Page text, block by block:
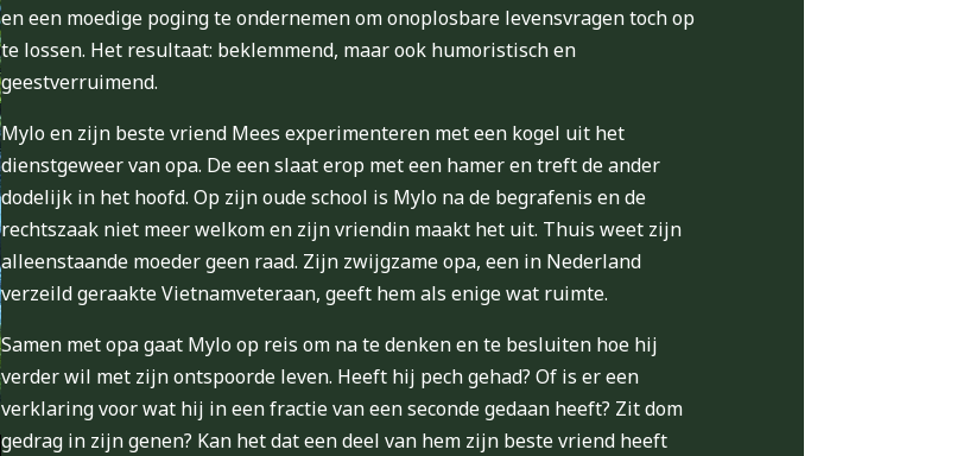
en een moedige poging te ondernemen om onoplosbare levensvragen toch op
te lossen. Het resultaat: beklemmend, maar ook humoristisch en
geestverruimend.
Mylo en zijn beste vriend Mees experimenteren met een kogel uit het
dienstgeweer van opa. De een slaat erop met een hamer en treft de ander
dodelijk in het hoofd. Op zijn oude school is Mylo na de begrafenis en de
rechtszaak niet meer welkom en zijn vriendin maakt het uit. Thuis weet zijn
alleenstaande moeder geen raad. Zijn zwijgzame opa, een in Nederland
verzeild geraakte Vietnamveteraan, geeft hem als enige wat ruimte.
Samen met opa gaat Mylo op reis om na te denken en te besluiten hoe hij
verder wil met zijn ontspoorde leven. Heeft hij pech gehad? Of is er een
verklaring voor wat hij in een fractie van een seconde gedaan heeft? Zit dom
gedrag in zijn genen? Kan het dat een deel van hem zijn beste vriend heeft